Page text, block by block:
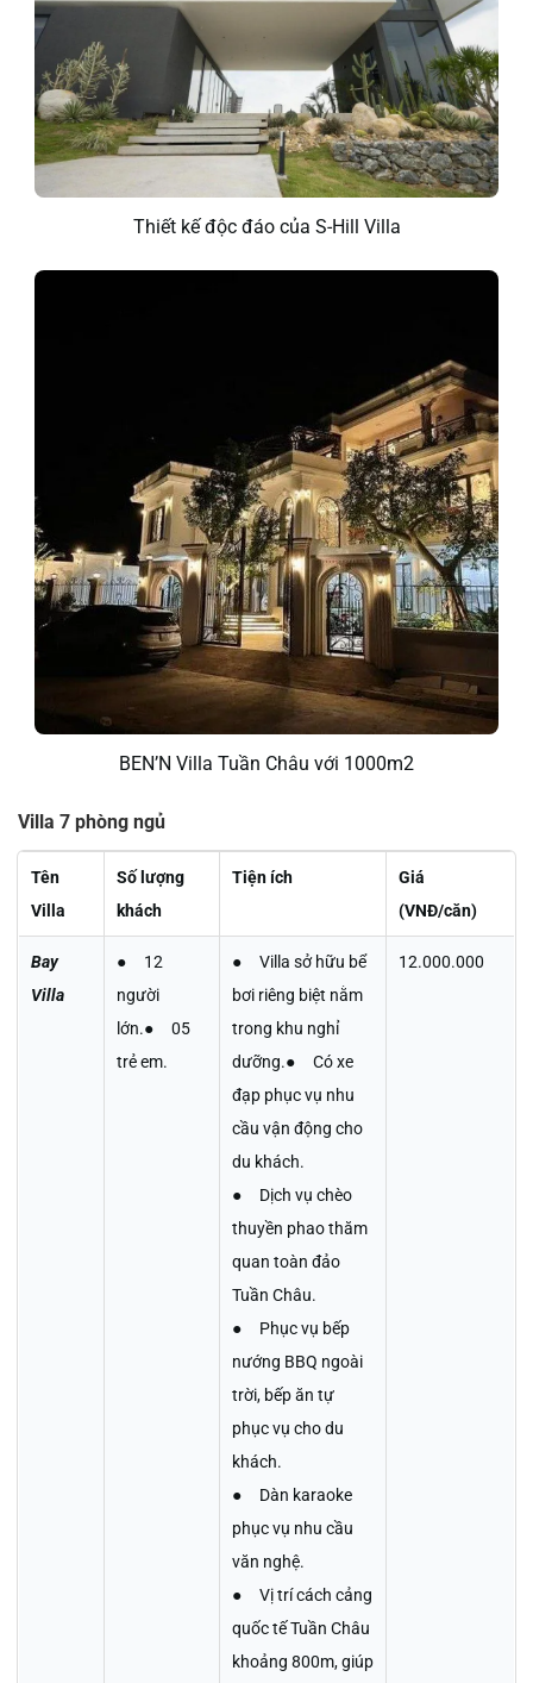
Thiết kế độc đáo của S-Hill Villa
BEN’N Villa Tuần Châu với 1000m2
Villa 7 phòng ngủ
Tên
Villa
Số lượng
khách
Tiện ích
Giá
(VNĐ/căn)
Bay
Villa
● 12
người
lớn.● 05
trẻ em.
● Villa sở hữu bể
bơi riêng biệt nằm
trong khu nghỉ
dưỡng.● Có xe
đạp phục vụ nhu
cầu vận động cho
du khách.
● Dịch vụ chèo
thuyền phao thăm
quan toàn đảo
Tuần Châu.
● Phục vụ bếp
nướng BBQ ngoài
trời, bếp ăn tự
phục vụ cho du
khách.
● Dàn karaoke
phục vụ nhu cầu
văn nghệ.
● Vị trí cách cảng
quốc tế Tuần Châu
khoảng 800m, giúp
12.000.000